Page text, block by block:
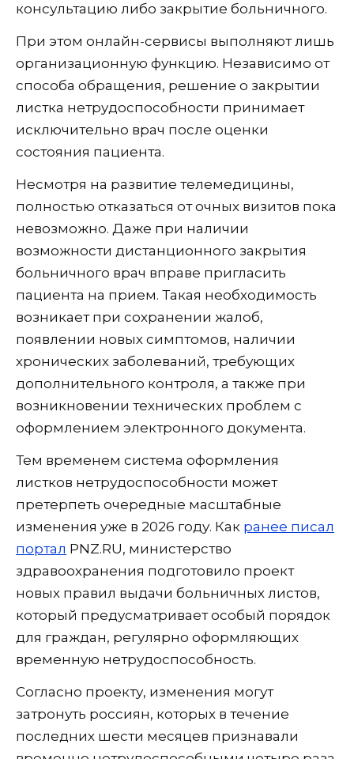
консультацию либо закрытие больничного.
При этом онлайн-сервисы выполняют лишь
организационную функцию. Независимо от
способа обращения, решение о закрытии
листка нетрудоспособности принимает
исключительно врач после оценки
состояния пациента.
Несмотря на развитие телемедицины,
полностью отказаться от очных визитов пока
невозможно. Даже при наличии
возможности дистанционного закрытия
больничного врач вправе пригласить
пациента на прием. Такая необходимость
возникает при сохранении жалоб,
появлении новых симптомов, наличии
хронических заболеваний, требующих
дополнительного контроля, а также при
возникновении технических проблем с
оформлением электронного документа.
Тем временем система оформления
листков нетрудоспособности может
претерпеть очередные масштабные
изменения уже в 2026 году. Как ранее писал
портал PNZ.RU, министерство
здравоохранения подготовило проект
новых правил выдачи больничных листов,
который предусматривает особый порядок
для граждан, регулярно оформляющих
временную нетрудоспособность.
Согласно проекту, изменения могут
затронуть россиян, которых в течение
последних шести месяцев признавали